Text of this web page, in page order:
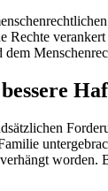
Rechte
worden.